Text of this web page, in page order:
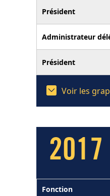
Président
Administrateur
Président
Voir les
2017
Fonction